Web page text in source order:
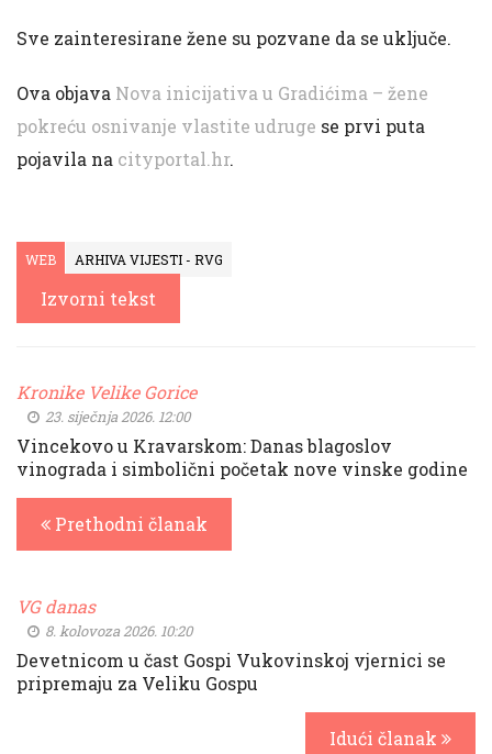
Sve zainteresirane žene su pozvane da se uključe.
Ova objava Nova inicijativa u Gradićima – žene
pokreću osnivanje vlastite udruge se prvi puta
pojavila na cityportal.hr.
WEB ARHIVA VIJESTI - RVG
Izvorni tekst
Kronike Velike Gorice
23. siječnja 2026. 12:00
Vincekovo u Kravarskom: Danas blagoslov
vinograda i simbolični početak nove vinske godine
Prethodni članak
VG danas
8. kolovoza 2026. 10:20
Devetnicom u čast Gospi Vukovinskoj vjernici se
pripremaju za Veliku Gospu
Idući članak